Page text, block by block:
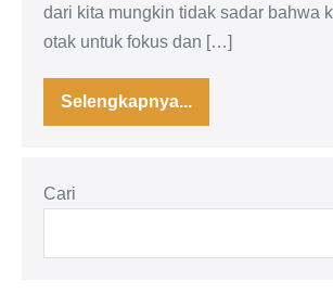
dari kita mungkin tidak sadar bahwa
otak untuk fokus dan […]
Selengkapnya...
Brain
Rot:
Otak
Cari